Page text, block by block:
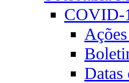
COVID-
Datas